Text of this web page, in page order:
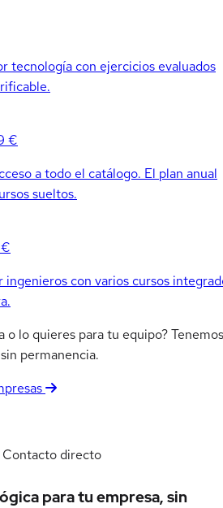
tecnología con ejercicios evaluados
€
a todo el catálogo. El plan anual
sueltos.
ingenieros con varios cursos
o lo quieres para tu equipo? Tenemos
permanencia.
Contacto directo
para tu empresa, sin